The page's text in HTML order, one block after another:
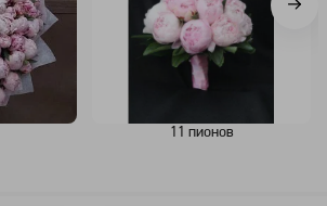
11 пионов